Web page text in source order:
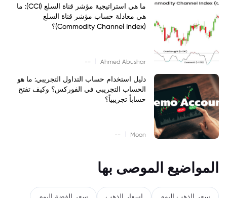
ما هي استراتيجية مؤشر قناة السلع (CCI): ما
هي معادلة حساب مؤشر قناة السلع
(Commodity Channel Index)؟
Ahmed Abushar
--
دليل استخدام حساب التداول التجريبي: ما هو
الحساب التجريبي في الفوركس؟ وكيف تفتح
حساباً تجريبياً؟
Moon
--
المواضيع الموصى بها